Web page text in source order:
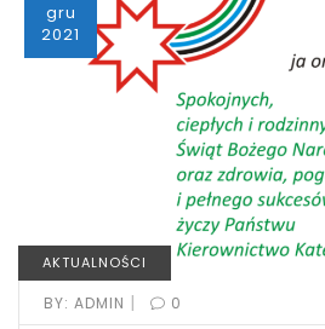
gru
2021
AKTUALNOŚCI
BY: ADMIN | 0